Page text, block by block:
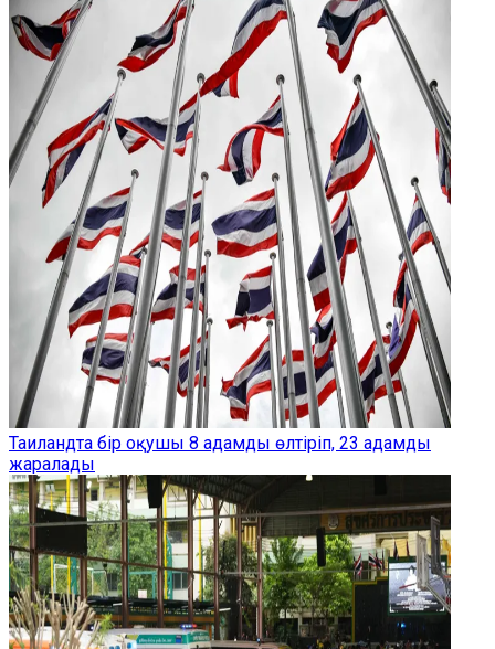
Таиландта бір оқушы 8 адамды өлтіріп, 23 адамды
жаралады